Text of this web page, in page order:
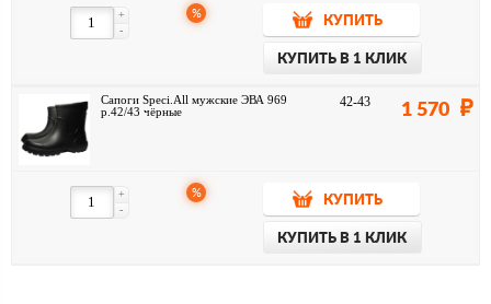
-
+ %
КУПИТЬ
КУПИТЬ В 1 КЛИК
Сапоги Speci.All мужские ЭВА 969
р.42/43 чёрные
42-43 1 570
-
+ %
КУПИТЬ
КУПИТЬ В 1 КЛИК